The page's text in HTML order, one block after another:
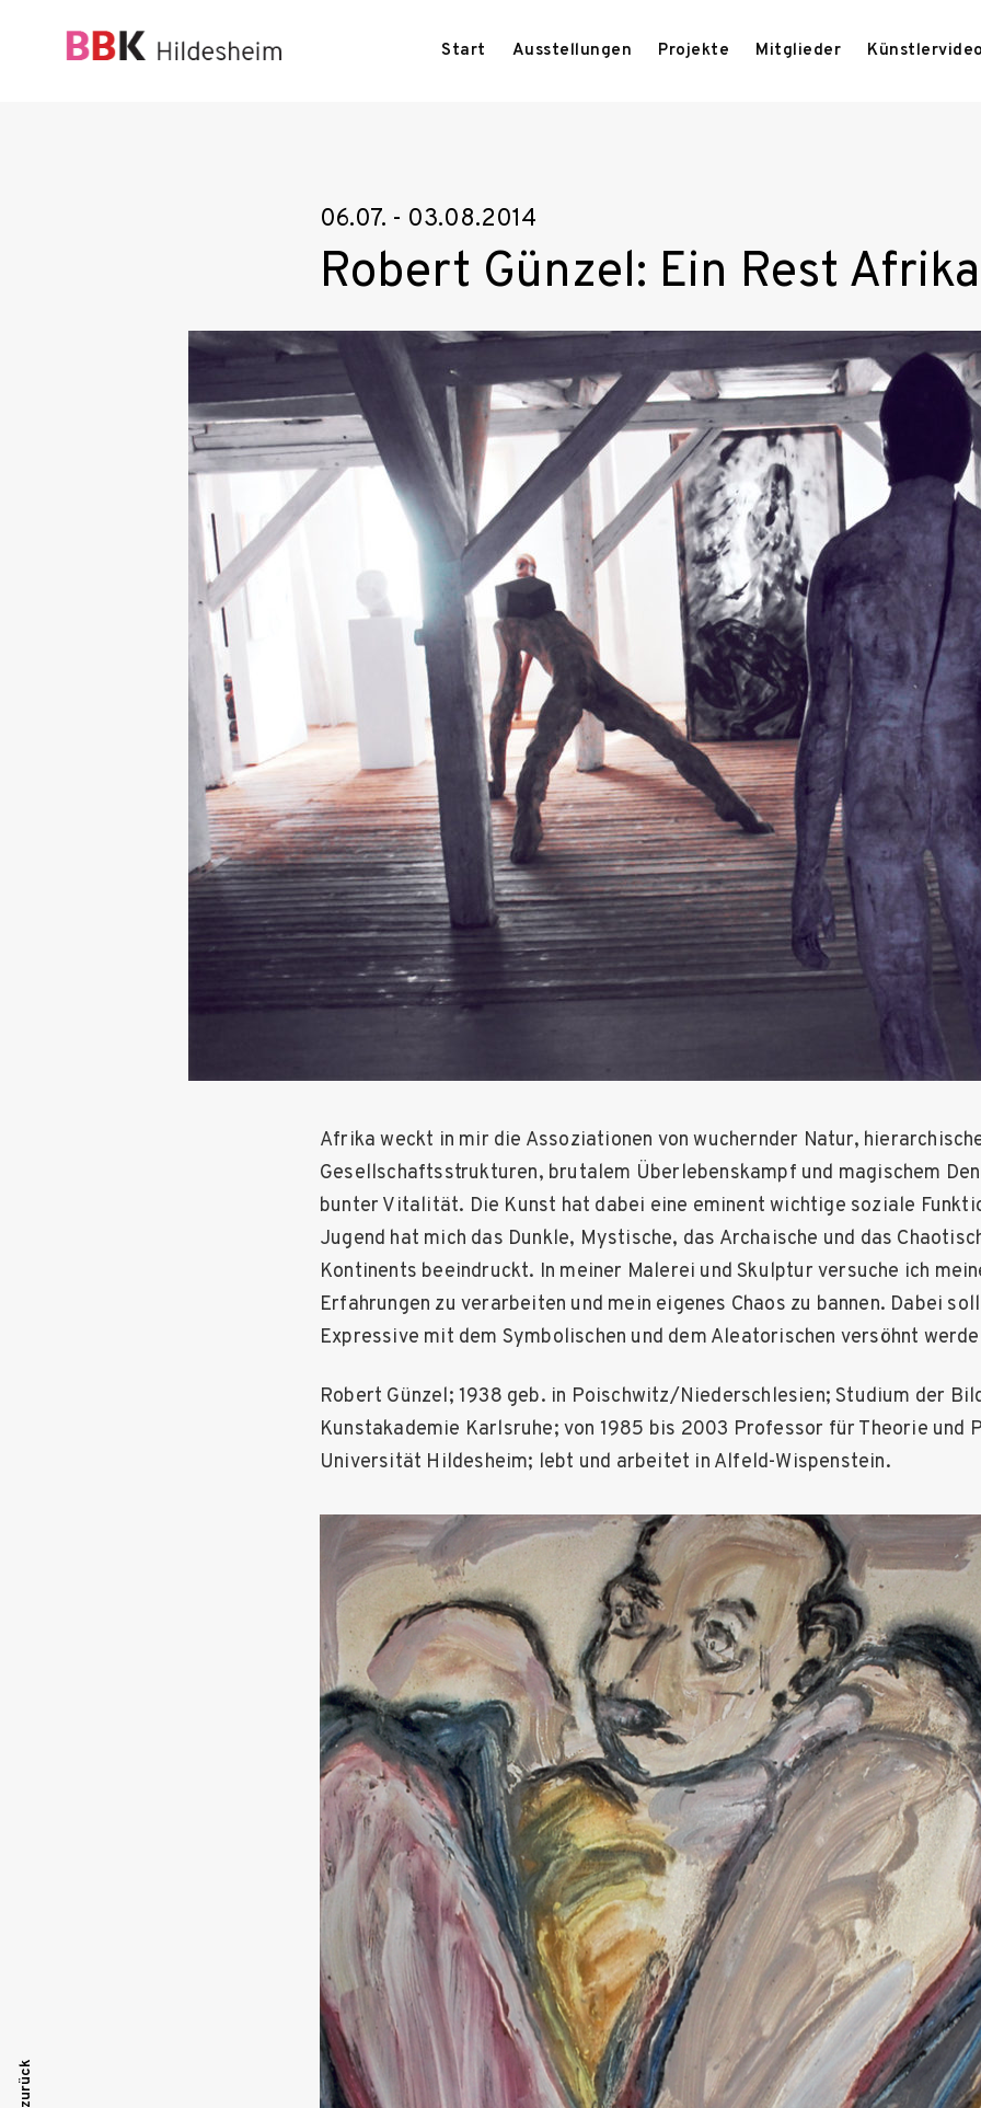
Start Ausstellungen Projekte Mitglieder
06.07. - 03.08.2014
Robert Günzel: Ein Rest
Afrika weckt in mir die Assoziationen von wuchernder Natur,
Gesellschaftsstrukturen, brutalem Überlebenskampf und magischem
bunter Vitalität. Die Kunst hat dabei eine eminent wichtige soziale
Jugend hat mich das Dunkle, Mystische, das Archaische und das
Kontinents beeindruckt. In meiner Malerei und Skulptur versuche ich
Erfahrungen zu verarbeiten und mein eigenes Chaos zu bannen. Dabei
Expressive mit dem Symbolischen und dem Aleatorischen versöhnt
Robert Günzel; 1938 geb. in Poischwitz/Niederschlesien; Studium der
Kunstakademie Karlsruhe; von 1985 bis 2003 Professor für Theorie und
Universität Hildesheim; lebt und arbeitet in Alfeld-Wispenstein.
zurück